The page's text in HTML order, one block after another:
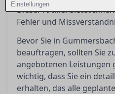
Einstellungen
Dieser Artikel bietet
Fehler und
Bevor Sie in
beauftragen, sollten Sie
angebotenen Leistungen
wichtig, dass Sie ein
erhalten, das alle